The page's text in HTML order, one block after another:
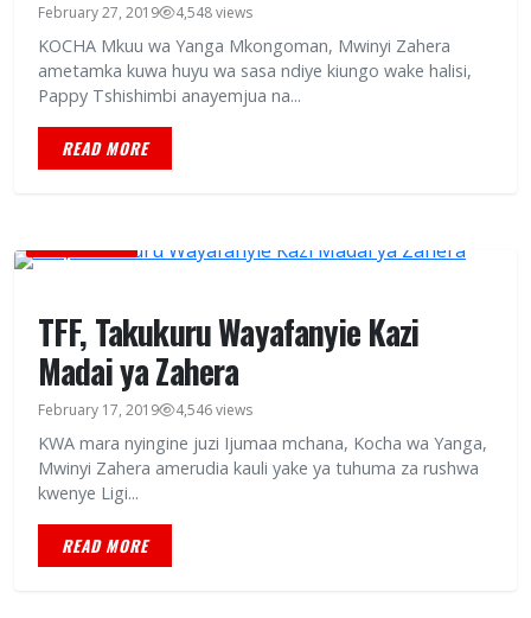
February 27, 2019 4,548 views
KOCHA Mkuu wa Yanga Mkongoman, Mwinyi Zahera
ametamka kuwa huyu wa sasa ndiye kiungo wake halisi,
Pappy Tshishimbi anayemjua na...
READ MORE
TFF, Takukuru Wayafanyie Kazi
Madai ya Zahera
February 17, 2019 4,546 views
KWA mara nyingine juzi Ijumaa mchana, Kocha wa Yanga,
Mwinyi Zahera amerudia kauli yake ya tuhuma za rushwa
kwenye Ligi...
READ MORE